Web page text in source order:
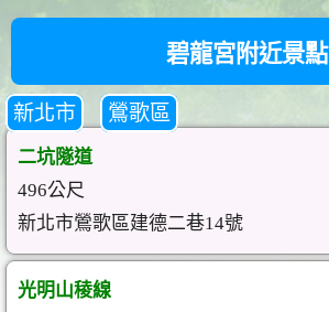
碧龍宮附近景點
新北市 鶯歌區
二坑隧道
496公尺
新北市鶯歌區建德二巷14號
光明山稜線